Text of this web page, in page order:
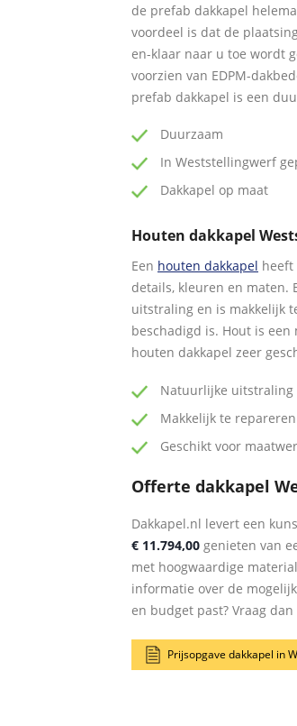
de prefab dakkapel
voordeel is dat de
en-klaar naar u toe wordt
voorzien van EDPM-
prefab dakkapel is een
Duurzaam
In Weststellingwerf
Dakkapel op maat
Houten dakkapel
Een houten dakkapel heeft
details, kleuren en maten.
uitstraling en is makkelijk
beschadigd is. Hout is
houten dakkapel zeer
Natuurlijke uitstraling
Makkelijk te repareren
Geschikt voor
Offerte dakkapel
Dakkapel.nl levert een
€ 11.794,00 genieten van
met hoogwaardige
informatie over de
en budget past? Vraag
Prijsopgave dakkapel in